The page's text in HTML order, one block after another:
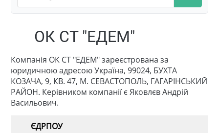
ОК СТ "ЕДЕМ"
Компанія ОК СТ "ЕДЕМ" зареєстрована за
юридичною адресою Україна, 99024, БУХТА
КОЗАЧА, 9, КВ. 47, М. СЕВАСТОПОЛЬ, ГАГАРІНСЬКИЙ
РАЙОН. Керівником компанії є Яковлєв Андрій
Васильович.
ЄДРПОУ